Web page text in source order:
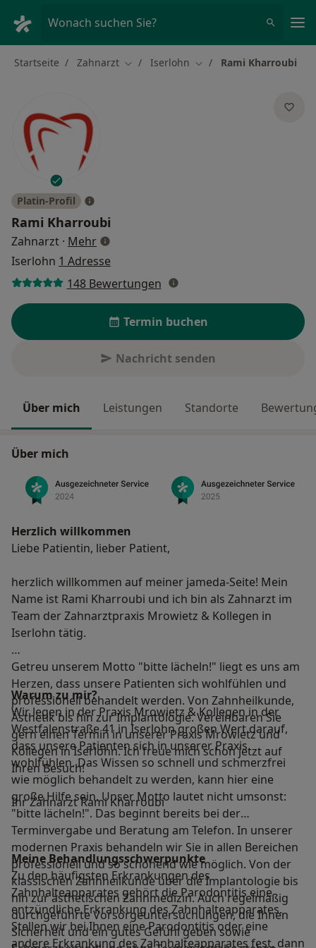
Wonach suchen Sie?
Startseite Zahnarzt Stadt ändern
Iserlohn Stadt ändern
Rami Kharroubi
Platin-Profil
Rami Kharroubi
Zahnarzt · Mehrüber Spezialisierungen
Iserlohn 1 Adresse
148 Bewertungen
Termin buchen
Nachricht senden
Über mich Leistungen Standorte
Über mich
Herzlich willkommen
Liebe Patientin, lieber Patient,
herzlich willkommen auf meiner jameda-Seite! Mein
Name ist Rami Kharroubi und ich bin als Zahnarzt im
Team der Zahnarztpraxis Mrowietz & Kollegen in
Iserlohn tätig.
Getreu unserem Motto "bitte lächeln!" liegt es uns am
Herzen, dass unsere Patienten sich wohlfühlen und
professionell behandelt werden. Von Zahnheilkunde,
Ästhetik bis hin zur Implantologie. Vereinbaren Sie
gern einen Termin in unserer Praxis Mrowietz und
Kollegen in Iserlohn. Ich freue mich schon jetzt auf
Ihren Besuch!
Ihr Zahnarzt Rami Kharroubi
Warum zu mir?
Wir legen in der Praxis Mrowietz & Kollegen in der
Westfalenstraße 41 in Iserlohn großen Wert darauf,
dass unsere Patienten sich in unserer Praxis
wohlfühlen. Das Wissen so schnell und schmerzfrei
wie möglich behandelt zu werden, kann hier eine
große Hilfe sein. Unser Motto lautet nicht umsonst:
"bitte lächeln!". Das beginnt bereits bei der
Terminvergabe und Beratung am Telefon. In unserer
modernen Praxis behandeln wir Sie in allen Bereichen
professionell und so schonend wie möglich. Von der
klassischen Zahnheilkunde über die Implantologie bis
hin zur ästhetischen Zahnmedizin. Auch regelmäßig
durchgeführte Vorsorgeuntersuchungen, die Ihnen
Sicherheit und ein gutes Gefühl geben sowie
Meine Behandlungs­schwerpunkte
Zu den häufigsten Erkrankungen des
Zahnhalteapparates gehört die Parodontitis eine
entzündliche Erkrankung des Zahnhalteapparates.
Stellen wir bei Ihnen eine Parodontitis oder eine
andere Erkrankung des Zahnhalteapparates fest, dann